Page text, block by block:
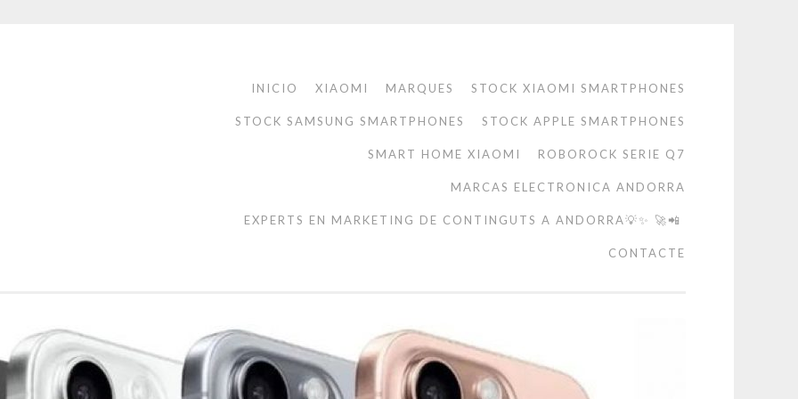
INICIO XIAOMI MARQUES STOCK XIAOMI SMARTPHONES
STOCK SAMSUNG SMARTPHONES STOCK APPLE SMARTPHONES
SMART HOME XIAOMI ROBOROCK SERIE Q7
MARCAS ELECTRONICA ANDORRA
EXPERTS EN MARKETING DE CONTINGUTS A ANDORRA💡✨ 🚀📲
CONTACTE